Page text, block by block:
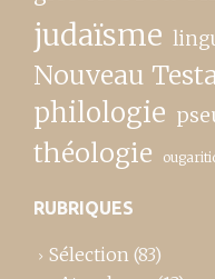
judaïsme
Nouveau
philologie
théologie
RUBRIQUES
Sélection (83)